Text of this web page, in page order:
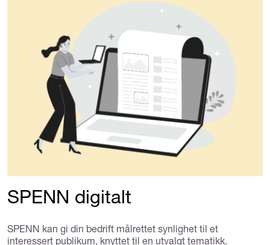
SPENN digitalt
SPENN kan gi din bedrift målrettet synlighet til et
interessert publikum, knyttet til en utvalgt tematikk.